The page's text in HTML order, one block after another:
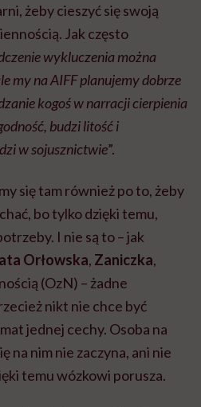
żeby cieszyć się swoją
Jak często
wykluczenia można
my na AIFF planujemy dobrze
kogoś w narracji cierpienia
budzi litość i
w sojusznictwie”.
się tam również po to, żeby
bo tylko dzięki temu,
I nie są to – jak
Orłowska, Zaniczka,
(OzN) – żadne
nikt nie chce być
jednej cechy. Osoba na
na nim nie zaczyna, ani nie
temu wózkowi porusza.